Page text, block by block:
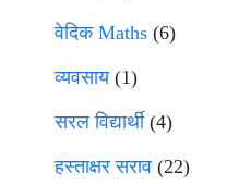
वेदिक Maths (6)
व्यवसाय(1)
सरल विद्यार्थी(4)
हस्ताक्षर सराव (22)